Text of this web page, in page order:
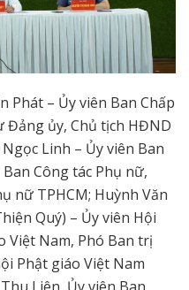
Phát – Ủy viên Ban Chấp
Đảng ủy, Chủ tịch HĐND
Linh – Ủy viên Ban
Công tác Phụ nữ,
nữ TPHCM; Huỳnh Văn
Quý) – Ủy viên Hội
Việt Nam, Phó Ban trị
Phật giáo Việt Nam